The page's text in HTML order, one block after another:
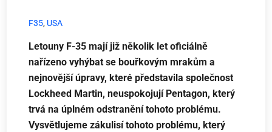
F35, USA
Letouny F-35 mají již několik let oficiálně
nařízeno vyhýbat se bouřkovým mrakům a
nejnovější úpravy, které představila společnost
Lockheed Martin, neuspokojují Pentagon, který
trvá na úplném odstranění tohoto problému.
Vysvětlujeme zákulisí tohoto problému, který